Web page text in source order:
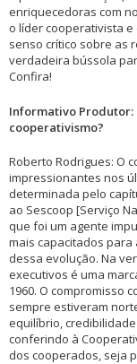
enriquecedoras com
o líder cooperativista e
senso crítico sobre as
verdadeira bússola
Confira!
Informativo Produtor:
cooperativismo?
Roberto Rodrigues: O
impressionantes nos
determinada pelo
ao Sescoop [Serviço
que foi um agente
mais capacitados para
dessa evolução. Na
executivos é uma
1960. O compromisso
sempre estiveram
equilíbrio,
conferindo à
dos cooperados, seja